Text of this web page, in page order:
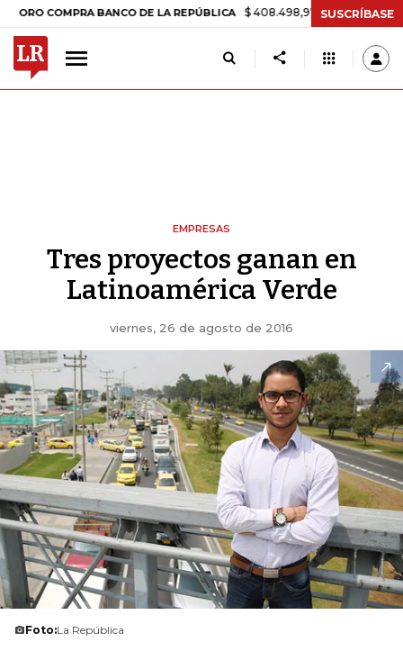
BANCO DE LA REPÚBLICA $ 408.498,97 +$ 8.753,81 +2,19%
SUSCRÍBASE
EMPRESAS
Tres proyectos ganan en
Latinoamérica Verde
viernes, 26 de agosto de 2016
Foto:La República